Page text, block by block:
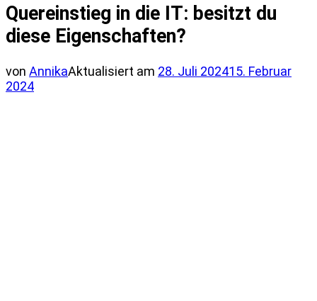
Quereinstieg in die IT: besitzt du
diese Eigenschaften?
von AnnikaAktualisiert am 28. Juli 202415. Februar
2024